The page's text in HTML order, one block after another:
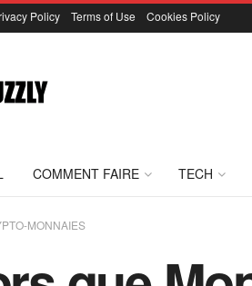
Policy Terms of Use Cookies Policy
COMMENT FAIRE TECH
MONNAIES